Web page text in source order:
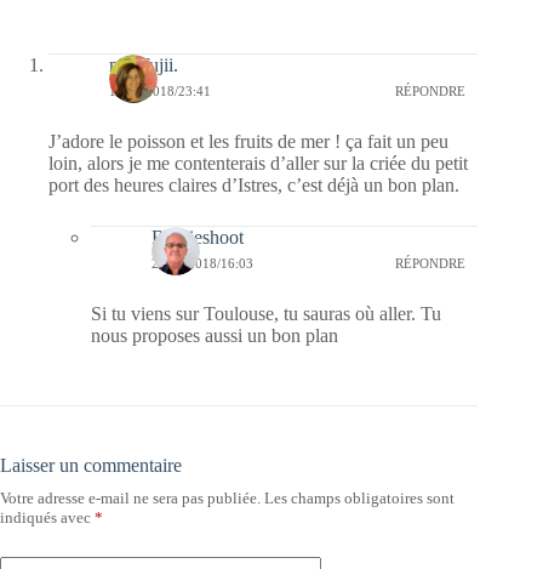
missfujii.
19/03/2018/23:41 RÉPONDRE
J’adore le poisson et les fruits de mer ! ça fait un peu
loin, alors je me contenterais d’aller sur la criée du petit
port des heures claires d’Istres, c’est déjà un bon plan.
Bernieshoot
20/03/2018/16:03 RÉPONDRE
Si tu viens sur Toulouse, tu sauras où aller. Tu
nous proposes aussi un bon plan
Laisser un commentaire
Votre adresse e-mail ne sera pas publiée. Les champs obligatoires sont
indiqués avec *